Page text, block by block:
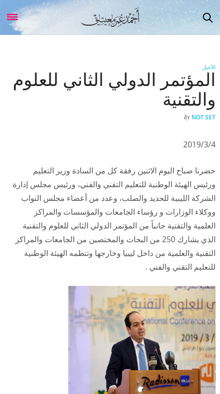
الأخبار
المؤتمر الدولي الثاني للعلوم
والتقنية
by NOT SET
2019/3/4
حضرنا صباح اليوم الاثنين رفقة كل من السادة وزير التعليم
ورئيس الهيئة الوطنية للتعليم التقني والفني، ورئيس مجلس إدارة
الشركة الليبية للحديد والصلب، وعدد من أعضاء مجلس النواب
ووكلاء الوزارات و رؤساء الجامعات والمؤسسات والمراكز
العلمية والتقنية جانباً من المؤتمر الدولي الثاني للعلوم والتقنية
الذي يشارك 250 من البحاث والمختصين من الجامعات والمراكز
التقنية والعلمية من داخل ليبيا وخارجها وتنظمه الهيئة الوطنية
للتعليم التقني والفني .